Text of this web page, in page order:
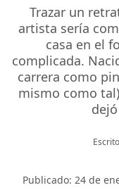
Trazar un
artista sería
casa en el
complicada.
carrera como
mismo como
Publicado: 24 de